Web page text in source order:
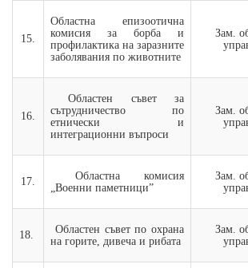
15.
Областна епизоотична
комисия за борба и
профилактика на заразните
заболявания по животните
Зам.
16.
Областен съвет за
сътрудничество по
етнически и
интеграционни въпроси
Зам.
17.
Областна комисия
„Военни паметници”
Зам.
18.
Областен съвет по охрана
на горите, дивеча и рибата
Зам.